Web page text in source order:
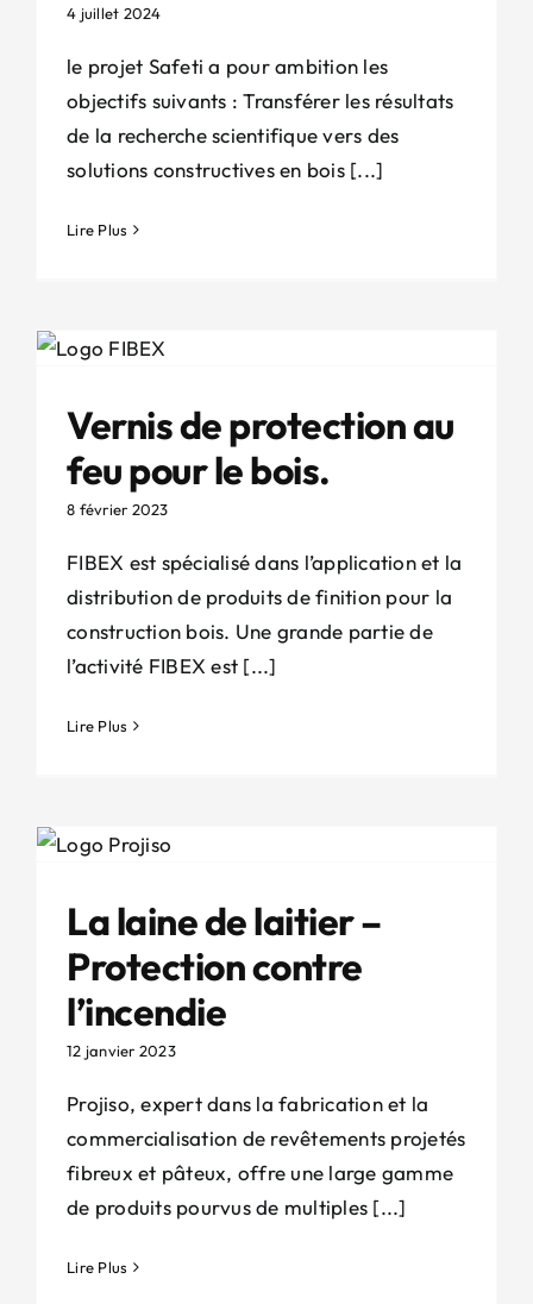
4 juillet 2024
le projet Safeti a pour ambition les
objectifs suivants : Transférer les résultats
de la recherche scientifique vers des
solutions constructives en bois [...]
Lire Plus
Vernis de protection au
feu pour le bois.
8 février 2023
FIBEX est spécialisé dans l’application et la
distribution de produits de finition pour la
construction bois. Une grande partie de
l’activité FIBEX est [...]
Lire Plus
La laine de laitier –
Protection contre
l’incendie
12 janvier 2023
Projiso, expert dans la fabrication et la
commercialisation de revêtements projetés
fibreux et pâteux, offre une large gamme
de produits pourvus de multiples [...]
Lire Plus